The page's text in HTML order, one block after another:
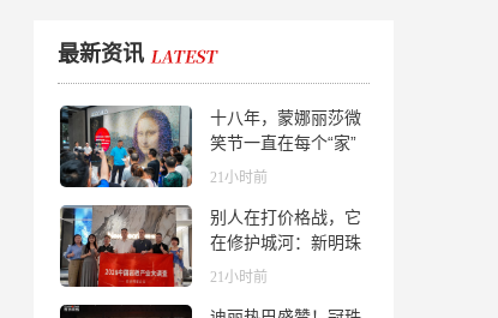
最新资讯
十八年，蒙娜丽莎微
笑节一直在每个“家”
的故事里
21小时前
别人在打价格战，它
在修护城河：新明珠
岩板的逆势密码
21小时前